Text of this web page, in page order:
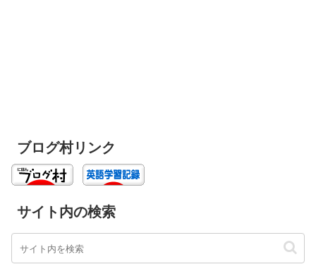
ブログ村リンク
サイト内の検索